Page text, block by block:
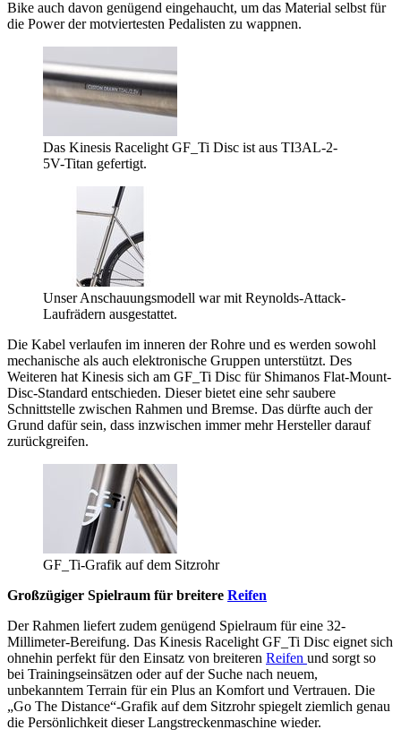
Bike auch davon genügend eingehaucht, um das Material selbst für
die Power der motviertesten Pedalisten zu wappnen.
Das Kinesis Racelight GF_Ti Disc ist aus TI3AL-2-
5V-Titan gefertigt.
Unser Anschauungsmodell war mit Reynolds-Attack-
Laufrädern ausgestattet.
Die Kabel verlaufen im inneren der Rohre und es werden sowohl
mechanische als auch elektronische Gruppen unterstützt. Des
Weiteren hat Kinesis sich am GF_Ti Disc für Shimanos Flat-Mount-
Disc-Standard entschieden. Dieser bietet eine sehr saubere
Schnittstelle zwischen Rahmen und Bremse. Das dürfte auch der
Grund dafür sein, dass inzwischen immer mehr Hersteller darauf
zurückgreifen.
GF_Ti-Grafik auf dem Sitzrohr
Großzügiger Spielraum für breitere Reifen
Der Rahmen liefert zudem genügend Spielraum für eine 32-
Millimeter-Bereifung. Das Kinesis Racelight GF_Ti Disc eignet sich
ohnehin perfekt für den Einsatz von breiteren Reifen und sorgt so
bei Trainingseinsätzen oder auf der Suche nach neuem,
unbekanntem Terrain für ein Plus an Komfort und Vertrauen. Die
„Go The Distance“-Grafik auf dem Sitzrohr spiegelt ziemlich genau
die Persönlichkeit dieser Langstreckenmaschine wieder.